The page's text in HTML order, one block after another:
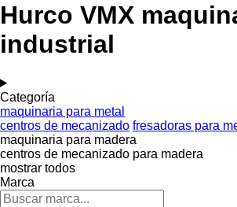
Hurco VMX
industrial
Categoría
maquinaria para metal
centros de mecanizado fresadoras para
maquinaria para madera
centros de mecanizado para madera
mostrar todos
Marca